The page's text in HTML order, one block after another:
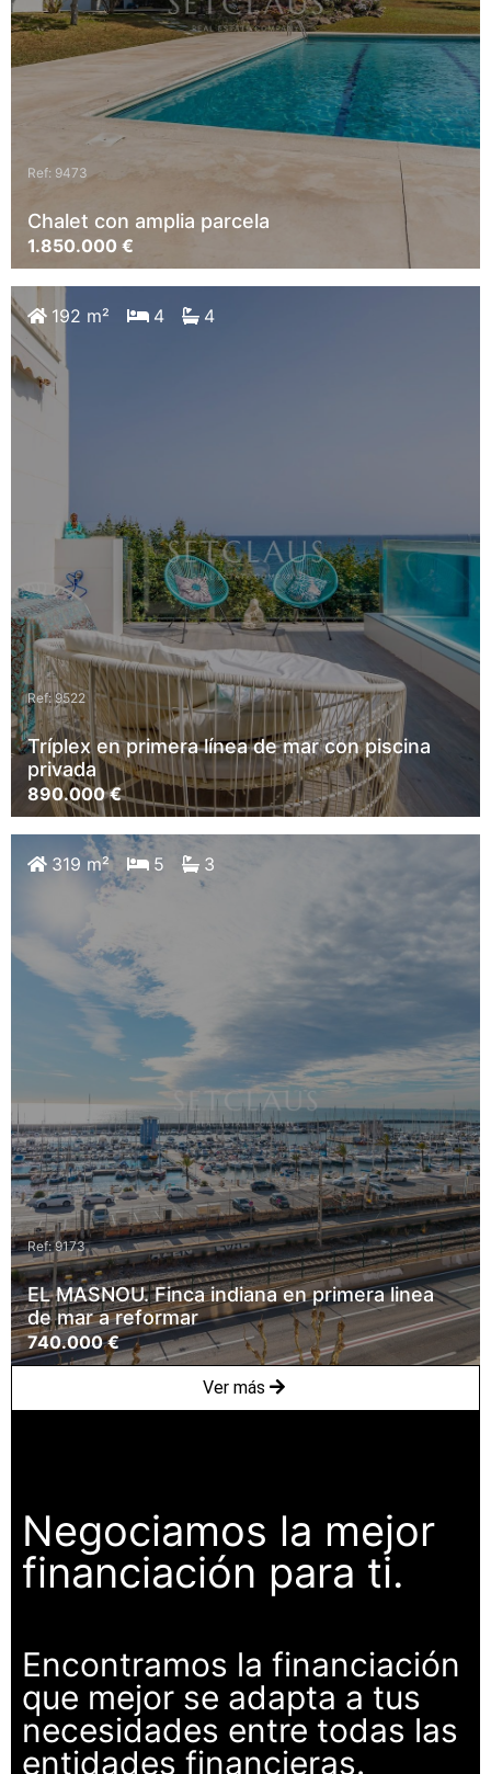
Ref: 9473
Chalet con amplia parcela
1.850.000 €
192 m² 4 4
Ref: 9522
Tríplex en primera línea de mar con piscina
privada
890.000 €
319 m² 5 3
Ref: 9173
EL MASNOU. Finca indiana en primera linea
de mar a reformar
740.000 €
Ver más
Negociamos la mejor
financiación para ti.
Encontramos la financiación
que mejor se adapta a tus
necesidades entre todas las
entidades financieras.